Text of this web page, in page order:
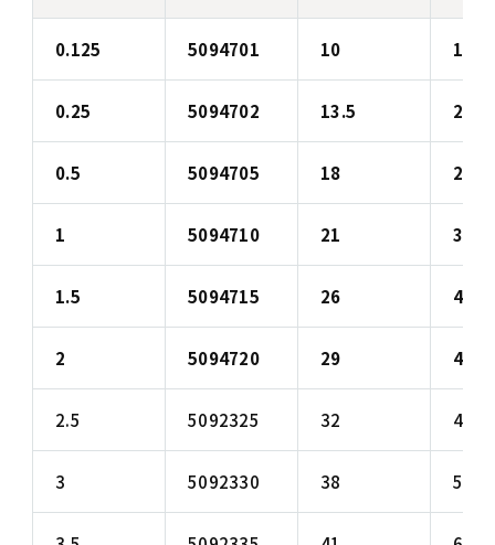
0.125 5094701 10 16
0.25 5094702 13.5 22
0.5 5094705 18 27
1 5094710 21 32
1.5 5094715 26 40
2 5094720 29 45
2.5 5092325 32 48
3 5092330 38 54